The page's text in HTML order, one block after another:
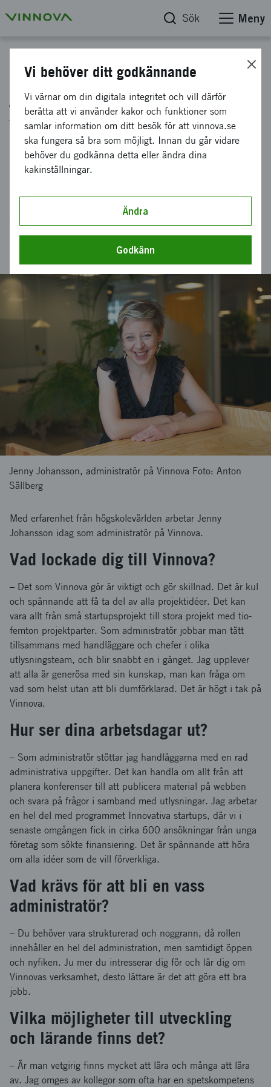
Sök Meny
Jenny Johansson stöttar
verksamheten med
administration
många passionerade medarbetare. Så beskriver
administratören Jenny Johansson Vinnova.
Jenny Johansson, administratör på Vinnova Foto: Anton
Sällberg
Med erfarenhet från högskolevärlden arbetar Jenny
Johansson idag som administratör på Vinnova.
Vad lockade dig till Vinnova?
– Det som Vinnova gör är viktigt och gör skillnad. Det är kul
och spännande att få ta del av alla projektidéer. Det kan
vara allt från små startupsprojekt till stora projekt med tio-
femton projektparter. Som administratör jobbar man tätt
tillsammans med handläggare och chefer i olika
utlysningsteam, och blir snabbt en i gänget. Jag upplever
att alla är generösa med sin kunskap, man kan fråga om
vad som helst utan att bli dumförklarad. Det är högt i tak på
Vinnova.
Hur ser dina arbetsdagar ut?
– Som administratör stöttar jag handläggarna med en rad
administrativa uppgifter. Det kan handla om allt från att
planera konferenser till att publicera material på webben
och svara på frågor i samband med utlysningar. Jag arbetar
en hel del med programmet Innovativa startups, där vi i
senaste omgången fick in cirka 600 ansökningar från unga
företag som sökte finansiering. Det är spännande att höra
om alla idéer som de vill förverkliga.
Vad krävs för att bli en vass
administratör?
– Du behöver vara strukturerad och noggrann, då rollen
innehåller en hel del administration, men samtidigt öppen
och nyfiken. Ju mer du intresserar dig för och lär dig om
Vinnovas verksamhet, desto lättare är det att göra ett bra
jobb.
Vilka möjligheter till utveckling
och lärande finns det?
– Är man vetgirig finns mycket att lära och många att lära
av. Jag omges av kollegor som ofta har en spetskompetens
Vi behöver ditt godkännande
Vi värnar om din digitala integritet och vill därför
berätta att vi använder kakor och funktioner som
samlar information om ditt besök för att vinnova.se
ska fungera så bra som möjligt. Innan du går vidare
behöver du godkänna detta eller ändra dina
kakinställningar.
Ändra
Godkänn